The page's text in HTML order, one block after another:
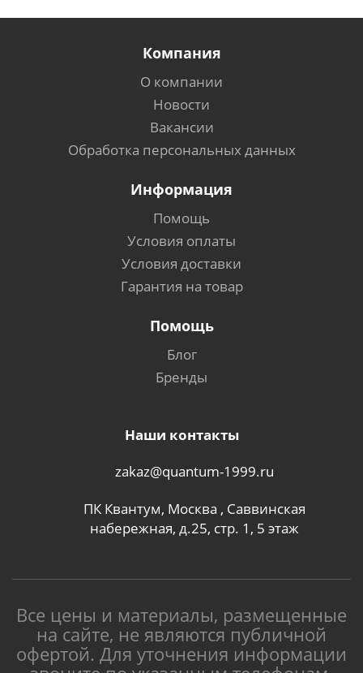
Компания
О компании
Новости
Вакансии
Обработка персональных данных
Информация
Помощь
Условия оплаты
Условия доставки
Гарантия на товар
Помощь
Блог
Бренды
Наши контакты
zakaz@quantum-1999.ru
ПК Квантум, Москва , Саввинская
набережная, д.25, стр. 1, 5 этаж
Все цены и материалы, размещенные
на сайте, не являются публичной
офертой. Для уточнения информации